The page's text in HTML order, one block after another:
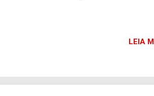
(26), informou a Rede
O maior abalo atingiu magnitude
horário de Brasília. Ao longo do
8h58 – magnitude 2,5; 12h15 –
LEIA